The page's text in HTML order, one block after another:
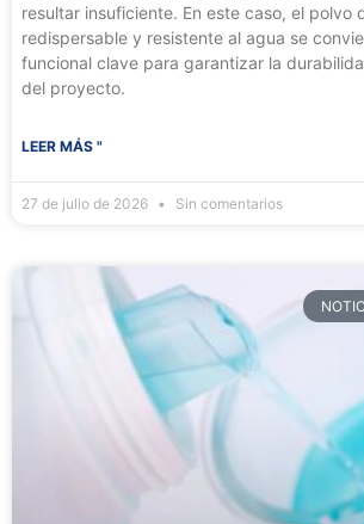
resultar insuficiente. En este caso, el polvo
redispersable y resistente al agua se
funcional clave para garantizar la
del proyecto.
LEER MÁS "
27 de julio de 2026 Sin comentarios